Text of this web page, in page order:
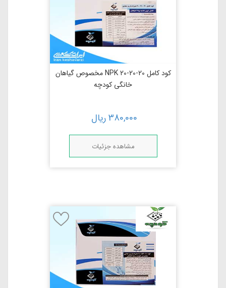
کود کامل NPK 20-20-20 مخصوص گیاهان
خانگی کودچه
380,000ریال
مشاهده جزئیات